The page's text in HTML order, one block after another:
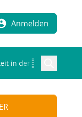
Anmelden
in der Erstlinie